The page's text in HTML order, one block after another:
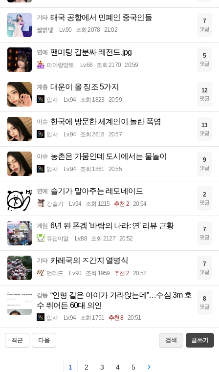
기타 태국 공항에서 민폐인 중국인들
꿻뻵뗗 Lv.90 조회 2078 21:02
7
댓글
연예 팬미팅 갑분싸 레전드.jpg
파아랑망토 Lv.68 조회 2170 20:59
5
댓글
계층 대운이 올 징조 5가지
입사 Lv.94 조회 1823 20:59
12
댓글
이슈 한국에 방문한 세계인이 놀란 폭염
입사 Lv.94 조회 2616 20:57
13
댓글
이슈 농촌은 가뭄인데 도시에서는 물놀이
입사 Lv.94 조회 1861 20:55
9
댓글
연예 슬기가 말아주는 레모네이드
강슬기 Lv.94 조회 1215 추천 2 20:54
2
댓글
게임 6년 된 폰겜 '바람의 나라: 연' 리뷰 근황
큐땁이알 Lv.88 조회 2127 20:52
7
댓글
기타 카레국의 ㅈ간지 열병식
언데드 Lv.90 조회 1959 추천 2 20:52
7
댓글
감동 “인형 같은 아이가 가라앉는데”…수심 3m 호
수 뛰어든 60대 의인
입사 Lv.94 조회 1751 추천 8 20:51
8
댓글
최근 다음 검색 글쓰기
1 2 3 4 5